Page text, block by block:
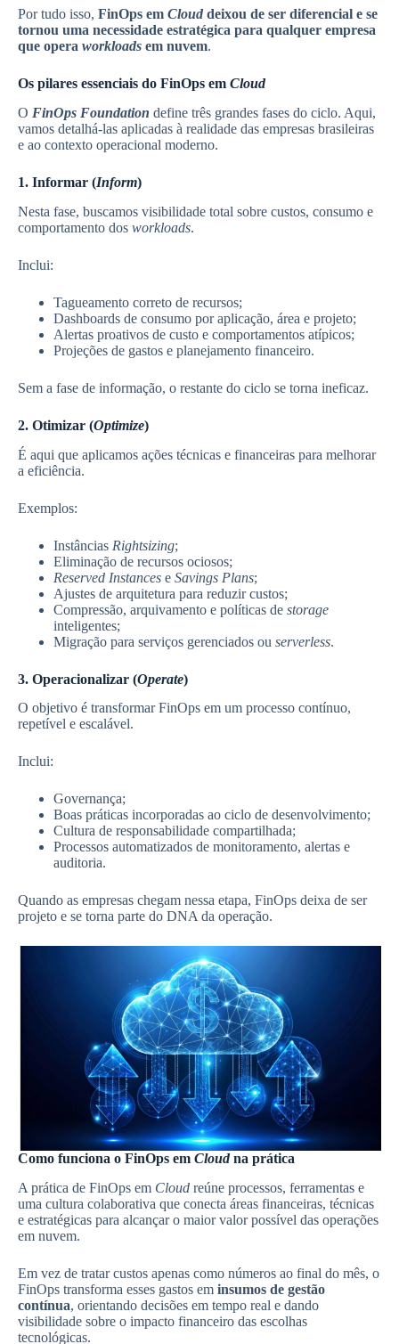
Por tudo isso, FinOps em Cloud deixou de ser diferencial e se
tornou uma necessidade estratégica para qualquer empresa
que opera workloads em nuvem.
Os pilares essenciais do FinOps em Cloud
O FinOps Foundation define três grandes fases do ciclo. Aqui,
vamos detalhá-las aplicadas à realidade das empresas brasileiras
e ao contexto operacional moderno.
1. Informar (Inform)
Nesta fase, buscamos visibilidade total sobre custos, consumo e
comportamento dos workloads.
Inclui:
Tagueamento correto de recursos;
Dashboards de consumo por aplicação, área e projeto;
Alertas proativos de custo e comportamentos atípicos;
Projeções de gastos e planejamento financeiro.
Sem a fase de informação, o restante do ciclo se torna ineficaz.
2. Otimizar (Optimize)
É aqui que aplicamos ações técnicas e financeiras para melhorar
a eficiência.
Exemplos:
Instâncias Rightsizing;
Eliminação de recursos ociosos;
Reserved Instances e Savings Plans;
Ajustes de arquitetura para reduzir custos;
Compressão, arquivamento e políticas de storage
inteligentes;
Migração para serviços gerenciados ou serverless.
3. Operacionalizar (Operate)
O objetivo é transformar FinOps em um processo contínuo,
repetível e escalável.
Inclui:
Governança;
Boas práticas incorporadas ao ciclo de desenvolvimento;
Cultura de responsabilidade compartilhada;
Processos automatizados de monitoramento, alertas e
auditoria.
Quando as empresas chegam nessa etapa, FinOps deixa de ser
projeto e se torna parte do DNA da operação.
Como funciona o FinOps em Cloudna prática
A prática de FinOps em Cloud reúne processos, ferramentas e
uma cultura colaborativa que conecta áreas financeiras, técnicas
e estratégicas para alcançar o maior valor possível das operações
em nuvem.
Em vez de tratar custos apenas como números ao final do mês, o
FinOps transforma esses gastos em insumos de gestão
contínua, orientando decisões em tempo real e dando
visibilidade sobre o impacto financeiro das escolhas
tecnológicas.